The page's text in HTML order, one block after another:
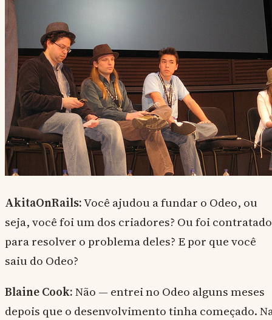
AkitaOnRails:Você ajudou a fundar o Odeo, ou
seja, você foi um dos criadores? Ou foi contratado
para resolver o problema deles? E por que você
saiu do Odeo?
Blaine Cook:Não — entrei no Odeo alguns meses
depois que o desenvolvimento tinha começado.